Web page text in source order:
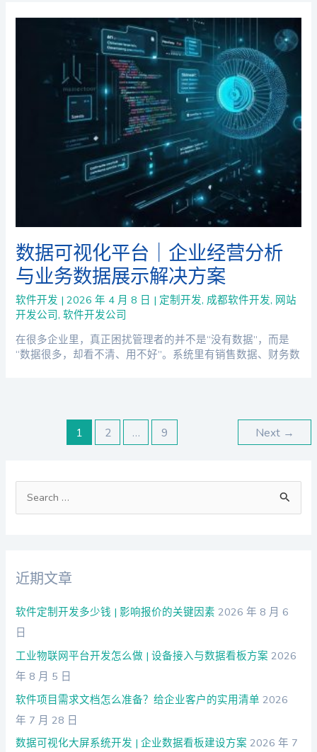
数据可视化平台｜企业经营分析
与业务数据展示解决方案
软件开发 |2026 年 4 月 8 日 | 定制开发, 成都软件开发, 网站
开发公司,软件开发公司
在很多企业里，真正困扰管理者的并不是“没有数据”，而是
“数据很多，却看不清、用不好”。系统里有销售数据、财务数
1 2 … 9 Next →
近期文章
软件定制开发多少钱 | 影响报价的关键因素 2026 年 8 月 6
日
工业物联网平台开发怎么做 | 设备接入与数据看板方案 2026
年 8 月 5 日
软件项目需求文档怎么准备？给企业客户的实用清单 2026
年 7 月 28 日
数据可视化大屏系统开发 | 企业数据看板建设方案 2026 年 7